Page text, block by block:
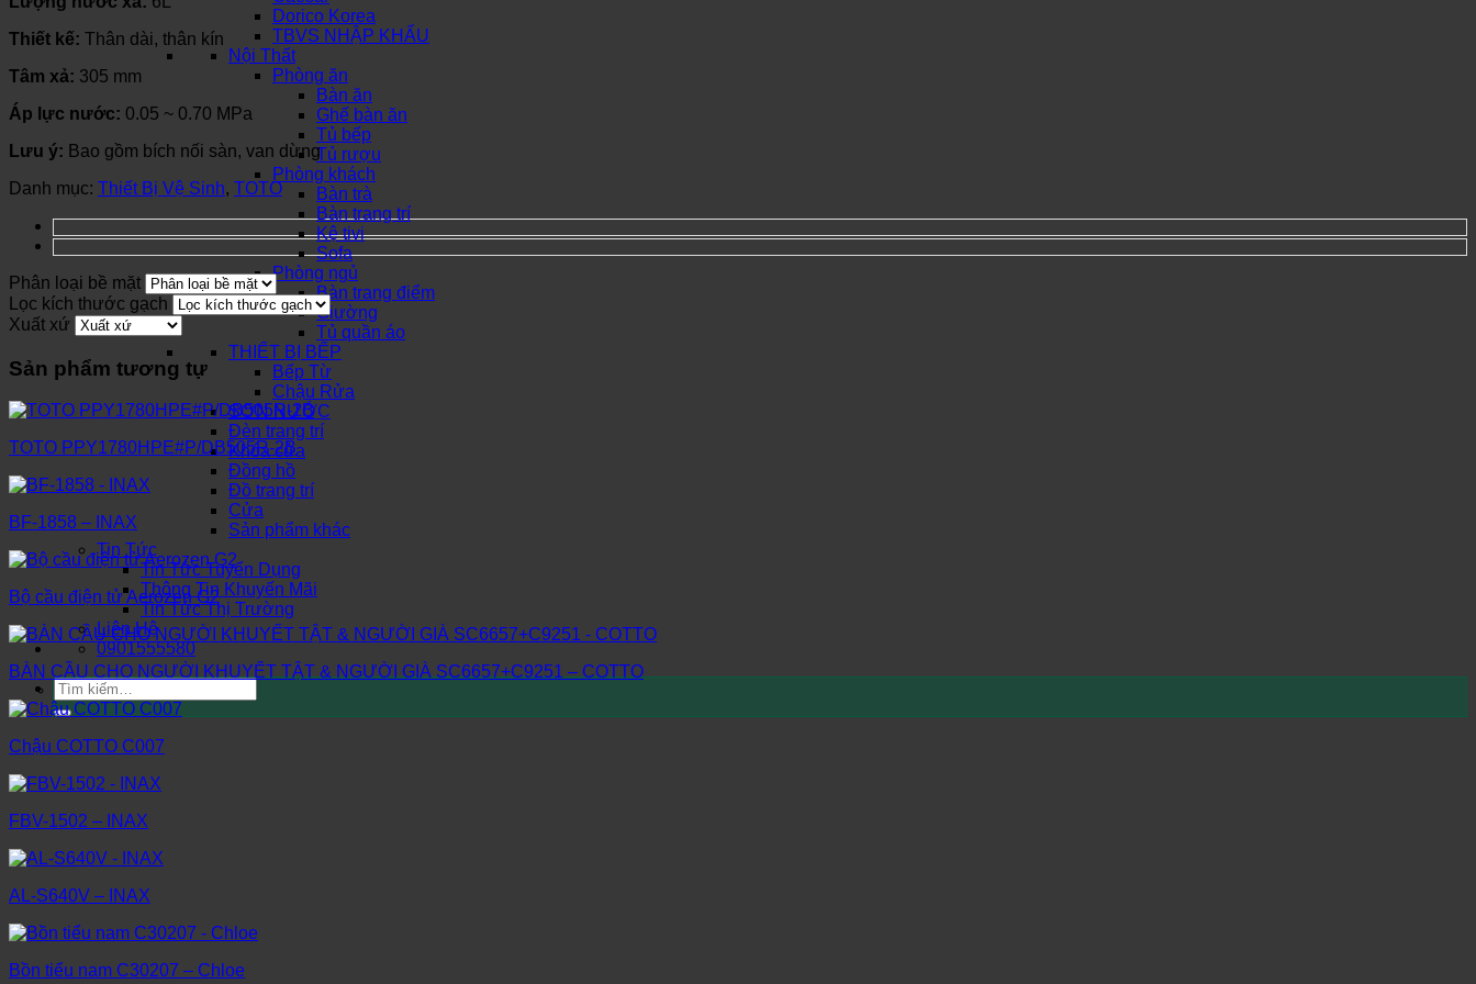
Dorico Korea
TBVS NHẬP KHẨU
Nội Thất
Phòng ăn
Bàn ăn
Ghế bàn ăn
Tủ bếp
Tủ rượu
Phòng khách
Bàn trà
Bàn trang trí
Kệ tivi
Sofa
Phòng ngủ
Bàn trang điểm
Giường
Tủ quần áo
THIẾT BỊ BẾP
Bếp Từ
Chậu Rửa
SƠN NƯỚC
Đèn trang trí
Khóa cửa
Đồng hồ
Đồ trang trí
Cửa
Sản phẩm khác
Tin Tức
Tin Tức Tuyển Dụng
Thông Tin Khuyến Mãi
Tin Tức Thị Trường
Liên Hệ
0901555580
Tìm
kiếm:
Thiết kế: Thân dài, thân kín
Tâm xả: 305 mm
Áp lực nước: 0.05 ~ 0.70 MPa
Lưu ý: Bao gồm bích nối sàn, van dừng
Danh mục: Thiết Bị Vệ Sinh, TOTO
Phân loại bề mặt
Lọc kích thước gạch
Xuất xứ
Sản phẩm tương tự
TOTO PPY1780HPE#P/DB505R-2B
BF-1858 – INAX
Bộ cầu điện tử Aerozen G2
BÀN CẦU CHO NGƯỜI KHUYẾT TẬT & NGƯỜI GIÀ SC6657+C9251 – COTTO
Chậu COTTO C007
FBV-1502 – INAX
AL-S640V – INAX
Bồn tiểu nam C30207 – Chloe